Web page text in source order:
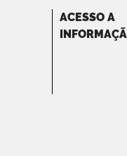
ACESSO A